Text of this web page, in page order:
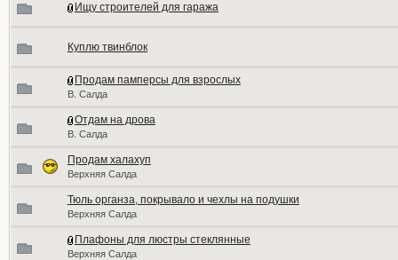
Ищу строителей для гаража
Куплю твинблок
Продам памперсы для взрослых
В. Салда
Отдам на дрова
В. Салда
Продам халахуп
Верхняя Салда
Тюль органза, покрывало и чехлы на подушки
Верхняя Салда
Плафоны для люстры стеклянные
Верхняя Салда